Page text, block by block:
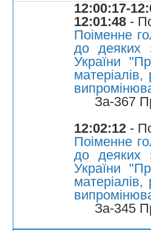
12:00:17-
12:01:48 -
Поіменне
до деяких
України
За-367
12:02:12 -
Поіменне
до деяких
України
За-345